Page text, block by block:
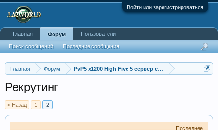
Войти или зарегистрироваться
Главная Форум PvP5 x1200 High Five 5 сервер с бафером
Рекрутинг
< Назад 1 2
Последнее
Главная Форум
Поиск сообщений Последние сообщения
Пользователи